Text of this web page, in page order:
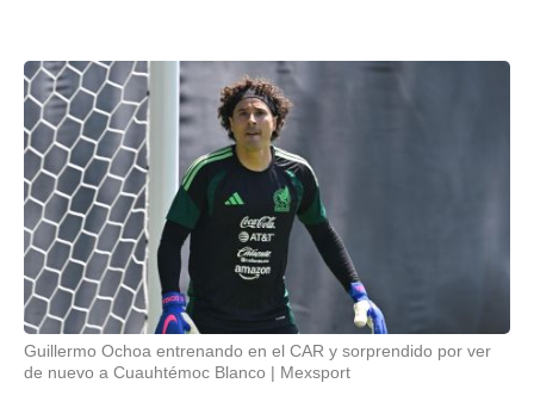
Guillermo Ochoa entrenando en el CAR y sorprendido por ver
de nuevo a Cuauhtémoc Blanco
Mexsport